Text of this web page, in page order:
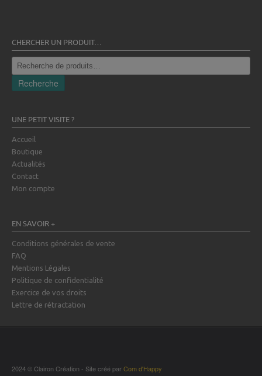
CHERCHER UN PRODUIT…
Recherche
pour :
Recherche
UNE PETIT VISITE ?
Accueil
Boutique
Actualités
Contact
Mon compte
EN SAVOIR +
Conditions générales de vente
FAQ
Mentions Légales
Politique de confidentialité
Exercice de vos droits
Lettre de rétractation
2024 © Clairon Création - Site créé parCom d'Happy